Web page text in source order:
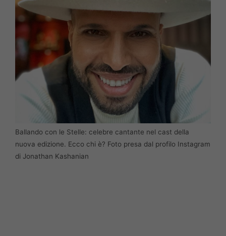
Ballando con le Stelle: celebre cantante nel cast della
nuova edizione. Ecco chi è? Foto presa dal profilo Instagram
di Jonathan Kashanian